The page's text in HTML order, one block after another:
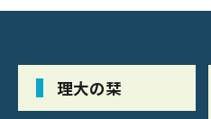
理大の栞